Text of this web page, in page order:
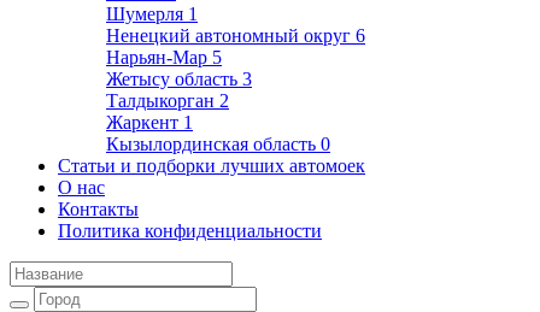
Шумерля 1
Ненецкий автономный округ 6
Нарьян-Мар 5
Жетысу область 3
Талдыкорган 2
Жаркент 1
Кызылординская область 0
Статьи и подборки лучших автомоек
О нас
Контакты
Политика конфиденциальности